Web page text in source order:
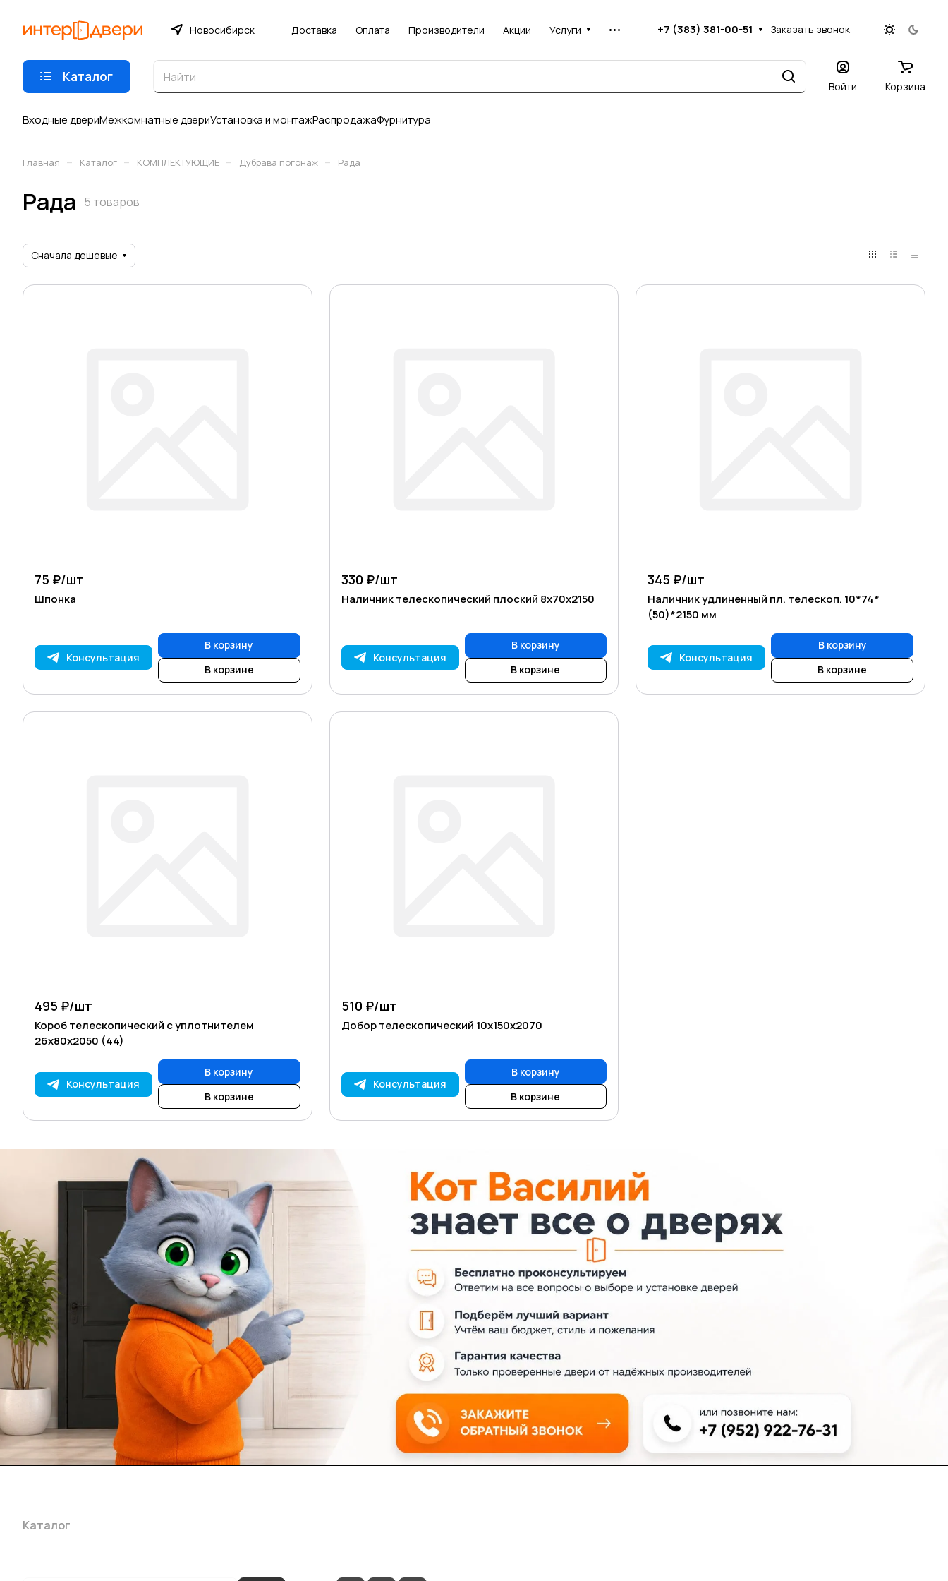
Новосибирск Доставка Оплата Производители Акции Услуги +7 (383) 381-00-51 Заказать звонок
Каталог
Войти Корзина
Входные двериМежкомнатные двериУстановка и монтажРаспродажаФурнитура
Главная – Каталог – КОМПЛЕКТУЮЩИЕ – Дубрава погонаж – Рада
Рада 5 товаров
Сначала дешевые
75 ₽/шт
Шпонка
Консультация
В корзину
В корзине
330 ₽/шт
Наличник телескопический плоский 8х70х2150
Консультация
В корзину
В корзине
345 ₽/шт
Наличник удлиненный пл. телескоп. 10*74*
(50)*2150 мм
Консультация
В корзину
В корзине
495 ₽/шт
Короб телескопический с уплотнителем
26х80х2050 (44)
Консультация
В корзину
В корзине
510 ₽/шт
Добор телескопический 10х150х2070
Консультация
В корзину
В корзине
Каталог